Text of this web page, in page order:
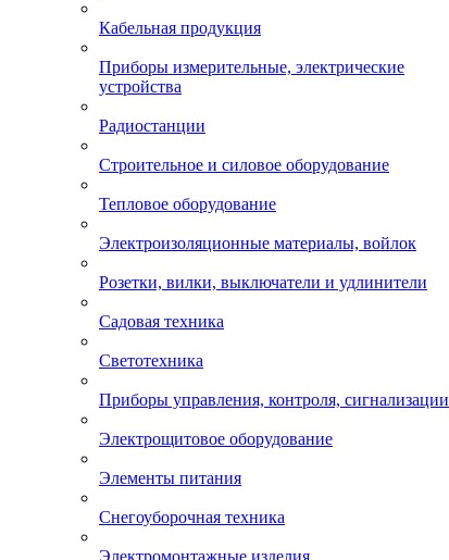
Кабельная продукция
Приборы измерительные, электрические
устройства
Радиостанции
Строительное и силовое оборудование
Тепловое оборудование
Электроизоляционные материалы, войлок
Розетки, вилки, выключатели и удлинители
Садовая техника
Светотехника
Приборы управления, контроля, сигнализации
Электрощитовое оборудование
Элементы питания
Снегоуборочная техника
Электромонтажные изделия